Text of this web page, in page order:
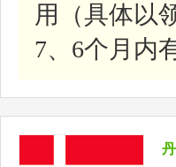
用（具体以
7、6个月内